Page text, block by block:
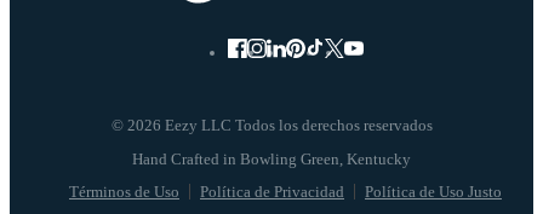
© 2026 Eezy LLC Todos los derechos reservados
Términos de Uso Política de Privacidad Política de Uso Justo